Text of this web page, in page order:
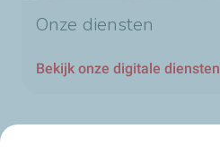
Onze diensten
Bekijk onze digitale diensten